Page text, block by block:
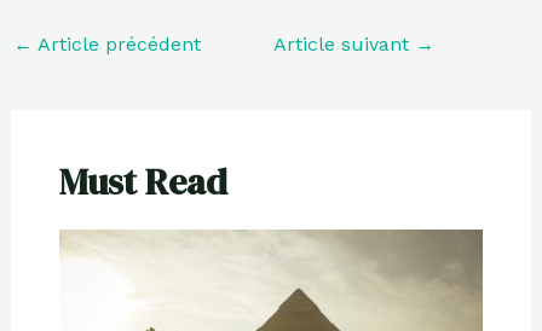
← Article précédent Article suivant →
Must Read